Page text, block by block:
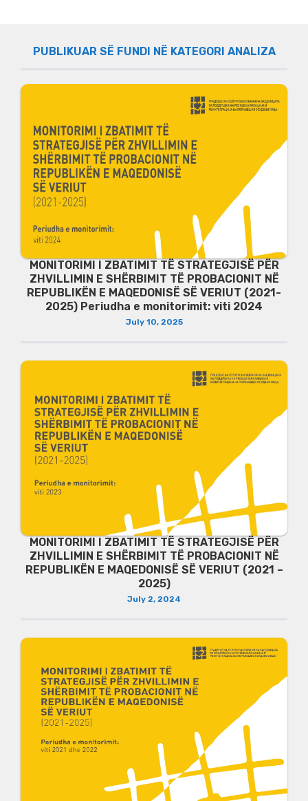
PUBLIKUAR SË FUNDI NË KATEGORI АNALIZA
MONITORIMI I ZBATIMIT TË STRATEGJISË PËR
ZHVILLIMIN E SHËRBIMIT TË PROBACIONIT NË
REPUBLIKËN E MAQEDONISË SË VERIUT (2021-
2025) Periudha e monitorimit: viti 2024
July 10, 2025
MONITORIMI I ZBATIMIT TË STRATEGJISË PËR
ZHVILLIMIN E SHËRBIMIT TË PROBACIONIT NË
REPUBLIKËN E MAQEDONISË SË VERIUT (2021 –
2025)
July 2, 2024